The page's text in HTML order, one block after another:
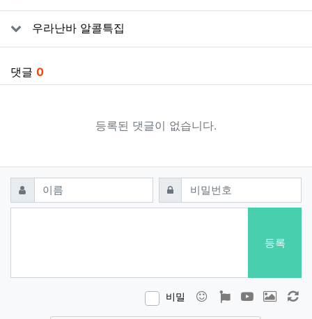
우라난바 알콜특집
댓글 0
등록된 댓글이 없습니다.
댓글쓰기
이름 필수 비밀번호필수
등록
비밀 이모티콘폰트어썸
동영상 이미지